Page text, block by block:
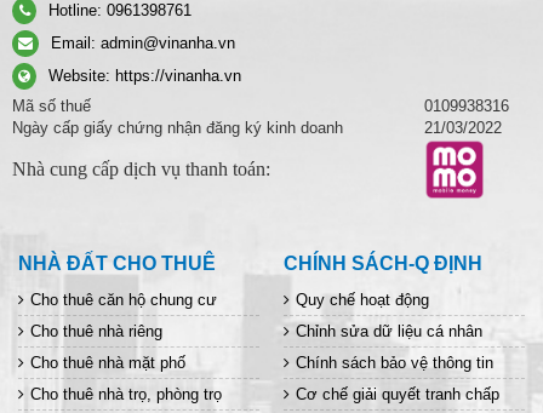
Hotline: 0961398761
Email: admin@vinanha.vn
Website: https://vinanha.vn
Mã số thuế
0109938316
Ngày cấp giấy chứng nhận đăng ký kinh doanh
21/03/2022
Nhà cung cấp dịch vụ thanh toán:
NHÀ ĐẤT CHO THUÊ
Cho thuê căn hộ chung cư
Cho thuê nhà riêng
Cho thuê nhà mặt phố
Cho thuê nhà trọ, phòng trọ
CHÍNH SÁCH-Q ĐỊNH
Quy chế hoạt động
Chỉnh sửa dữ liệu cá nhân
Chính sách bảo vệ thông tin
Cơ chế giải quyết tranh chấp